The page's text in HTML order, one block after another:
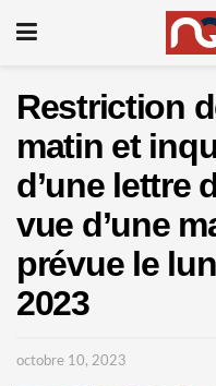
Restriction
matin et
d’une lettre
vue d’une
prévue le
2023
octobre 10, 2023